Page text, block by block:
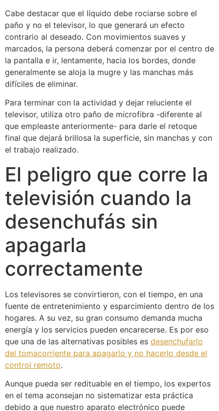
Cabe destacar que el líquido debe rociarse sobre el
paño y no el televisor, lo que generará un efecto
contrario al deseado. Con movimientos suaves y
marcados, la persona deberá comenzar por el centro de
la pantalla e ir, lentamente, hacia los bordes, donde
generalmente se aloja la mugre y las manchas más
difíciles de eliminar.
Para terminar con la actividad y dejar reluciente el
televisor, utiliza otro paño de microfibra -diferente al
que empleaste anteriormente- para darle el retoque
final que dejará brillosa la superficie, sin manchas y con
el trabajo realizado.
El peligro que corre la
televisión cuando la
desenchufás sin
apagarla
correctamente
Los televisores se convirtieron, con el tiempo, en una
fuente de entretenimiento y esparcimiento dentro de los
hogares. A su vez, su gran consumo demanda mucha
energía y los servicios pueden encarecerse. Es por eso
que una de las alternativas posibles es desenchufarlo
del tomacorriente para apagarlo y no hacerlo desde el
control remoto.
Aunque pueda ser redituable en el tiempo, los expertos
en el tema aconsejan no sistematizar esta práctica
debido a que nuestro aparato electrónico puede